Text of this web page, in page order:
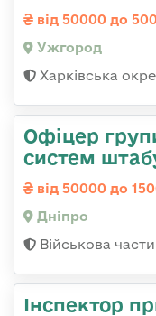
від 50000 до
Ужгород
Харківська
Офіцер
систем
від 50000 до
Дніпро
Військова
Інспектор